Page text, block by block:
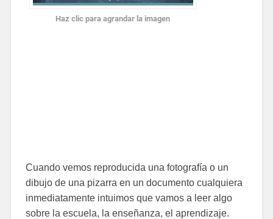
Haz clic para agrandar la imagen
Cuando vemos reproducida una fotografía o un
dibujo de una pizarra en un documento cualquiera
inmediatamente intuimos que vamos a leer algo
sobre la escuela, la enseñanza,el aprendizaje.